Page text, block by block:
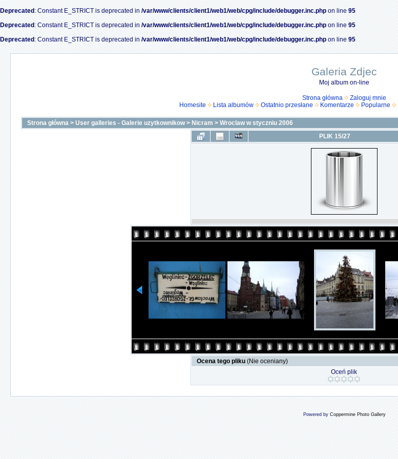
Deprecated : Constant E_STRICT is deprecated in /var/www/clients/client1/web1/web/cpg/include/debugger.inc.php on line 95
Deprecated : Constant E_STRICT is deprecated in /var/www/clients/client1/web1/web/cpg/include/debugger.inc.php on line 95
Deprecated : Constant E_STRICT is deprecated in /var/www/clients/client1/web1/web/cpg/include/debugger.inc.php on line 95
Galeria Zdjec
Moj album on-line
Strona główna
Zaloguj mnie
Homesite
Lista albumów Ostatnio przesłane Komentarze Popularne
Strona główna > User galleries - Galerie uzytkownikow> Nicram > Wroclaw w styczniu 2006
PLIK 15/27
Ocena tego pliku (Nie oceniany)
Oceń plik
Powered by Coppermine Photo Gallery